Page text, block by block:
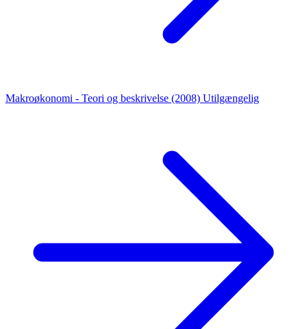
Makroøkonomi - Teori og beskrivelse (2008) Utilgængelig